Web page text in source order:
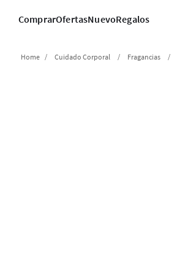
ComprarOfertasNuevoRegalos
Cuidado Corporal Fragancias